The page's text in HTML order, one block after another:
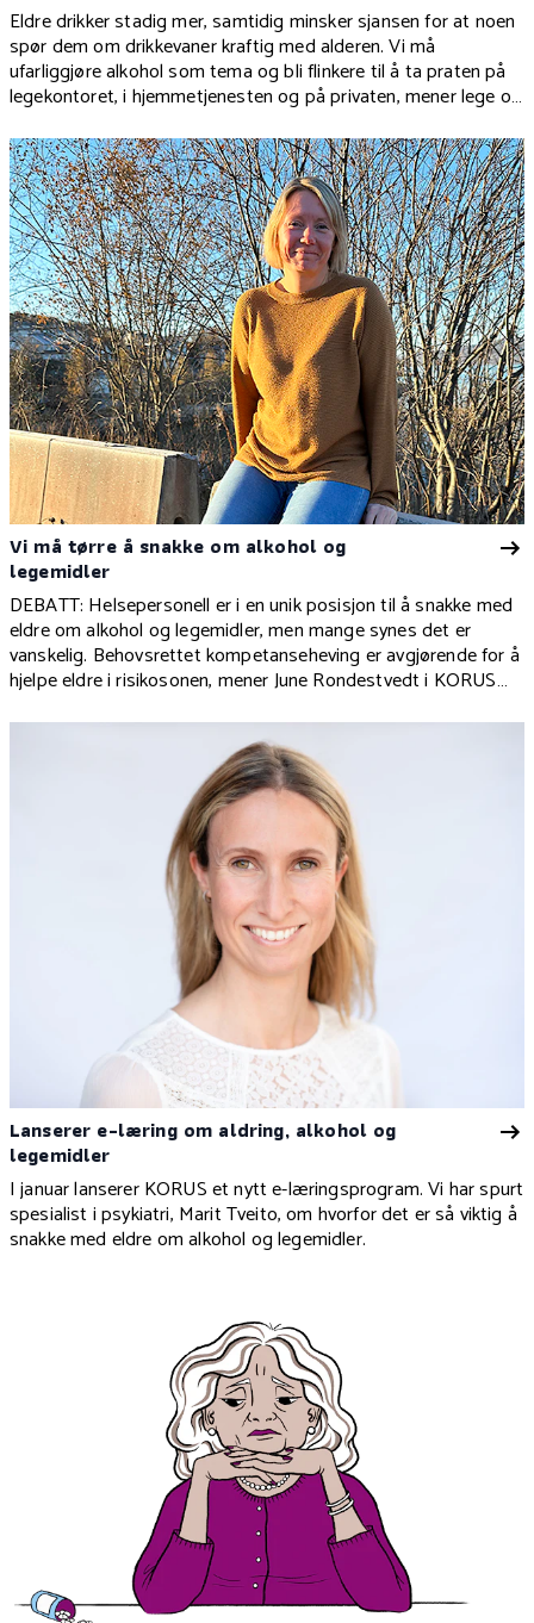
Eldre drikker stadig mer, samtidig minsker sjansen for at noen
spør dem om drikkevaner kraftig med alderen. Vi må
ufarliggjøre alkohol som tema og bli flinkere til å ta praten på
legekontoret, i hjemmetjenesten og på privaten, mener lege og
Vi må tørre å snakke om alkohol og
legemidler
DEBATT: Helsepersonell er i en unik posisjon til å snakke med
eldre om alkohol og legemidler, men mange synes det er
vanskelig. Behovsrettet kompetanseheving er avgjørende for å
hjelpe eldre i risikosonen, mener June Rondestvedt i KORUS
Lanserer e-læring om aldring, alkohol og
legemidler
I januar lanserer KORUS et nytt e-læringsprogram. Vi har spurt
spesialist i psykiatri, Marit Tveito, om hvorfor det er så viktig å
snakke med eldre om alkohol og legemidler.